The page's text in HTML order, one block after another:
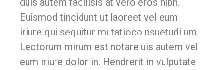
duis autem facilisis at vero eros nibh.
Euismod tincidunt ut laoreet vel eum
iriure qui sequitur mutatioco nsuetudi um.
Lectorum mirum est notare uis autem vel
eum iriure dolor in. Hendrerit in vulputate